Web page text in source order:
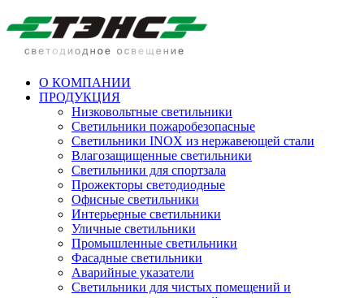
О КОМПАНИИ
ПРОДУКЦИЯ
Низковольтные светильники
Cветильники пожаробезопасные
Светильники INOX из нержавеющей стали
Влагозащищенные светильники
Светильники для спортзала
Прожекторы светодиодные
Офисные светильники
Интерьерные светильники
Уличные светильники
Промышленные светильники
Фасадные светильники
Аварийные указатели
Светильники для чистых помещений и